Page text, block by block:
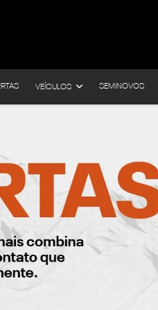
VEÍCULOS SEMINOVOS